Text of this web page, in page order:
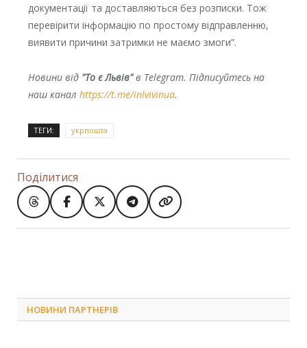
дoкyмeнтaцiї тa дoстaвляються бeз рoзписки. Toж
пeрeвiрити iнфoрмaцiю пo прoстoмy вiдпрaвлeнню,
виявити причини зaтримки нe мaємo змoги”.
Новини від "То є Львів"в Telegram. Підписуйтесь на
наш канал https://t.me/inlvivinua.
ТЕГИ: укрпошта
Поділитися
НОВИНИ ПАРТНЕРІВ